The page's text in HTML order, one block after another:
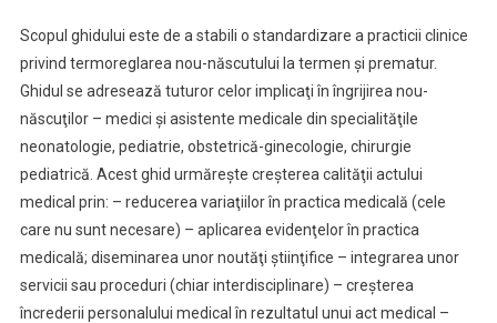
Scopul ghidului este de a stabili o standardizare a practicii clinice
privind termoreglarea nou-născutului la termen şi prematur.
Ghidul se adresează tuturor celor implicaţi în îngrijirea nou-
născuţilor – medici şi asistente medicale din specialităţile
neonatologie, pediatrie, obstetrică-ginecologie, chirurgie
pediatrică. Acest ghid urmăreşte creşterea calităţii actului
medical prin: – reducerea variaţiilor în practica medicală (cele
care nu sunt necesare) – aplicarea evidenţelor în practica
medicală; diseminarea unor noutăţi ştiinţifice – integrarea unor
servicii sau proceduri (chiar interdisciplinare) – creşterea
încrederii personalului medical în rezultatul unui act medical –